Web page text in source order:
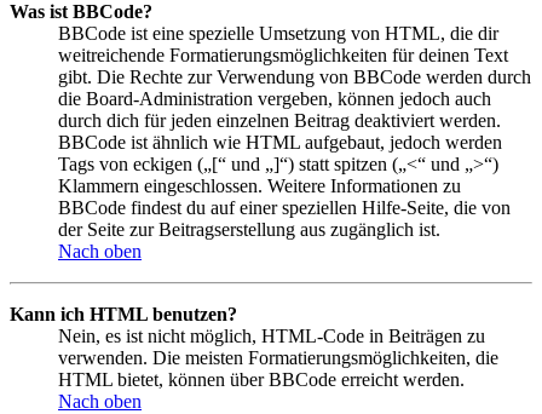
Was ist BBCode?
BBCode ist eine spezielle Umsetzung von HTML, die dir
weitreichende Formatierungsmöglichkeiten für deinen Text
gibt. Die Rechte zur Verwendung von BBCode werden durch
die Board-Administration vergeben, können jedoch auch
durch dich für jeden einzelnen Beitrag deaktiviert werden.
BBCode ist ähnlich wie HTML aufgebaut, jedoch werden
Tags von eckigen („[“ und „]“) statt spitzen („<“ und „>“)
Klammern eingeschlossen. Weitere Informationen zu
BBCode findest du auf einer speziellen Hilfe-Seite, die von
der Seite zur Beitragserstellung aus zugänglich ist.
Nach oben
Kann ich HTML benutzen?
Nein, es ist nicht möglich, HTML-Code in Beiträgen zu
verwenden. Die meisten Formatierungsmöglichkeiten, die
HTML bietet, können über BBCode erreicht werden.
Nach oben